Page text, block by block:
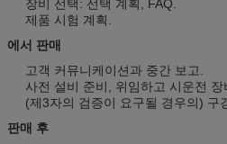
장비 선택: 선택 계획, FAQ.
제품 시험 계획.
에서 판매
고객 커뮤니케이션과 중간 보고.
사전 설비 준비, 위임하고 시운전 장
(제3자의 검증이 요구될 경우의) 구
판매 후